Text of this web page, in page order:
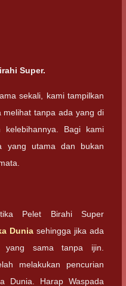
Super.
sekali, kami tampilkan
melihat tanpa ada yang di
kelebihannya. Bagi kami
yang utama dan bukan
Pelet Birahi Super
Dunia sehingga jika ada
yang sama tanpa ijin.
melakukan pencurian
Dunia. Harap Waspada